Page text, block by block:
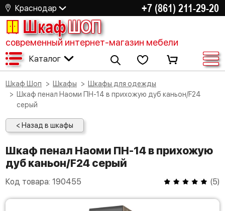
Краснодар +7 (861) 211-29-20
ШкафШОП
современный интернет-магазин мебели
Каталог
Шкаф Шоп Шкафы
Шкафы для одежды
Шкаф пенал Наоми ПН-14 в прихожую дуб каньон/F24
серый
< Назад в шкафы
Шкаф пенал Наоми ПН-14 в прихожую
дуб каньон/F24 серый
Код товара: 190455 (5)